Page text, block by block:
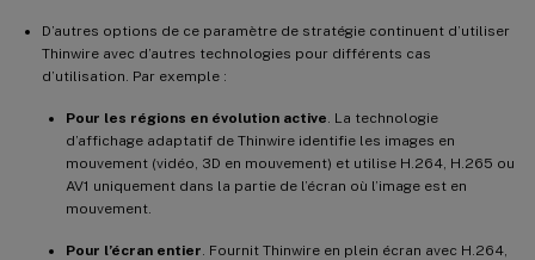
D’autres options de ce paramètre de stratégie continuent d’utiliser
Thinwire avec d’autres technologies pour différents cas
d’utilisation. Par exemple :
Pour les régions en évolution active . La technologie
d’affichage adaptatif de Thinwire identifie les images en
mouvement (vidéo, 3D en mouvement) et utilise H.264, H.265 ou
AV1 uniquement dans la partie de l’écran où l’image est en
mouvement.
Pour l’écran entier . Fournit Thinwire en plein écran avec H.264,